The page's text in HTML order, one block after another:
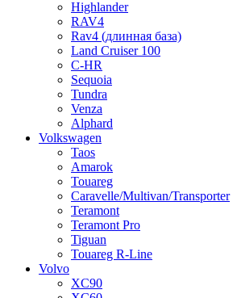
Highlander
RAV4
Rav4 (длинная база)
Land Cruiser 100
C-HR
Sequoia
Tundra
Venza
Alphard
Volkswagen
Taos
Amarok
Touareg
Caravelle/Multivan/Transporter
Teramont
Teramont Pro
Tiguan
Touareg R-Line
Volvo
XC90